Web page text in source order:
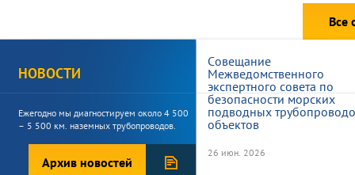
Все
НОВОСТИ
Ежегодно мы диагностируем около 4 500
– 5 500 км. наземных трубопроводов.
Архив новостей
Совещание
Межведомственного
экспертного совета по
безопасности морских
подводных
объектов
26 июн. 2026